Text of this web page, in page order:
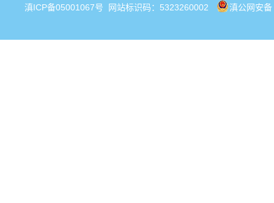
滇ICP备05001067号 网站标识码：5323260002 滇公网安